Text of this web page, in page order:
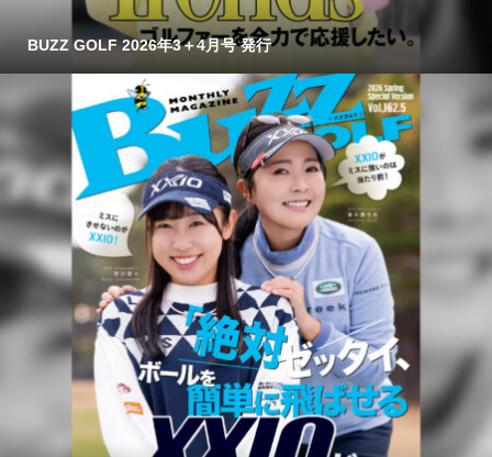
BUZZ GOLF 2026年3＋4月号 発行